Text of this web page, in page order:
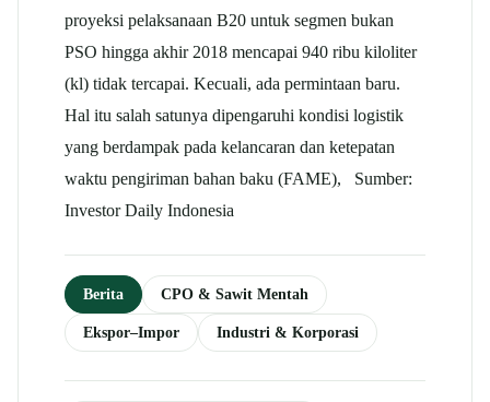
proyeksi pelaksanaan B20 untuk segmen bukan
PSO hingga akhir 2018 mencapai 940 ribu kiloliter
(kl) tidak tercapai. Kecuali, ada permintaan baru.
Hal itu salah satunya dipengaruhi kondisi logistik
yang berdampak pada kelancaran dan ketepatan
waktu pengiriman bahan baku (FAME), Sumber:
Investor Daily Indonesia
Berita CPO & Sawit Mentah
Ekspor–Impor Industri & Korporasi